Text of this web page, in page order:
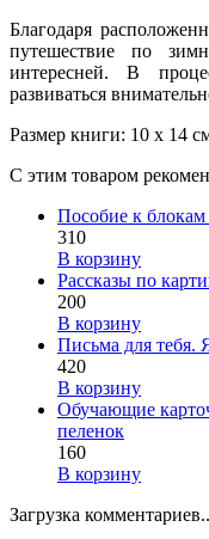
Благодаря
путешествие по
интересней. В
развиваться
Размер книги: 10 х 14
С этим товаром
Пособие к
310
В корзину
Рассказы по
200
В корзину
Письма для тебя.
420
В корзину
Обучающие
пеленок
160
В корзину
Загрузка